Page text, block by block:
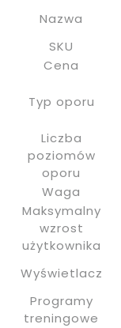
Nazwa
SKU
Cena
Typ oporu
Liczba
poziomów
oporu
Waga
Maksymalny
wzrost
użytkownika
Wyświetlacz
Programy
treningowe